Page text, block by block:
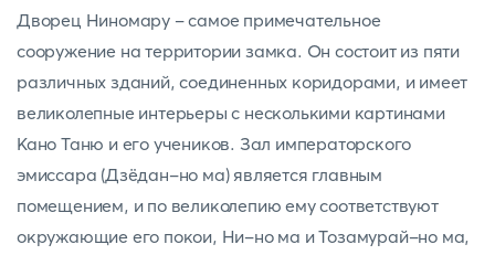
Дворец Ниномару - самое примечательное
сооружение на территории замка. Он состоит из пяти
различных зданий, соединенных коридорами, и имеет
великолепные интерьеры с несколькими картинами
Кано Таню и его учеников. Зал императорского
эмиссара (Дзёдан-но ма) является главным
помещением, и по великолепию ему соответствуют
окружающие его покои, Ни-но ма и Тозамурай-но ма,